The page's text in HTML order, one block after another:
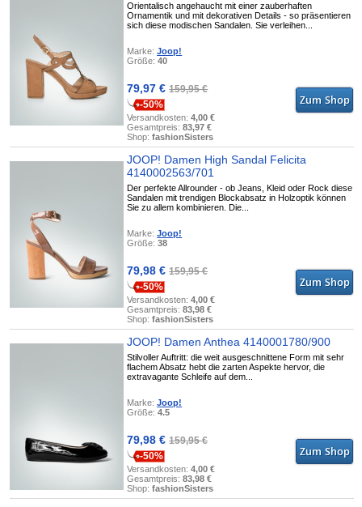
Orientalisch angehaucht mit einer zauberhaften
Ornamentik und mit dekorativen Details - so präsentieren
sich diese modischen Sandalen. Sie verleihen...
Marke:Joop!
Größe:40
79,97 €159,95 €
-50%
Versandkosten:4,00 €
Gesamtpreis:83,97 €
Shop:fashionSisters
JOOP! Damen High Sandal Felicita
4140002563/701
Der perfekte Allrounder - ob Jeans, Kleid oder Rock diese
Sandalen mit trendigen Blockabsatz in Holzoptik können
Sie zu allem kombinieren. Die...
Marke:Joop!
Größe:38
79,98 €159,95 €
-50%
Versandkosten:4,00 €
Gesamtpreis:83,98 €
Shop:fashionSisters
JOOP! Damen Anthea 4140001780/900
Stilvoller Auftritt: die weit ausgeschnittene Form mit sehr
flachem Absatz hebt die zarten Aspekte hervor, die
extravagante Schleife auf dem...
Marke:Joop!
Größe:4.5
79,98 €159,95 €
-50%
Versandkosten:4,00 €
Gesamtpreis:83,98 €
Shop:fashionSisters